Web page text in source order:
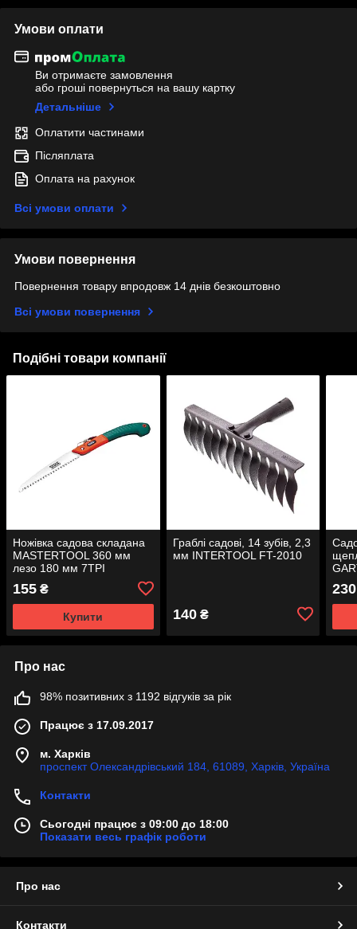
Умови оплати
Ви отримаєте замовлення
або гроші повернуться на вашу картку
Детальніше
Оплатити частинами
Післяплата
Оплата на рахунок
Всі умови оплати
Умови повернення
Повернення товару впродовж 14 днів безкоштовно
Всі умови повернення
Подібні товари компанії
Ножівка садова складана
MASTERTOOL 360 мм
лезо 180 мм 7TPI
заточування
155 ₴
Купити
Граблі садові, 14 зубів, 2,3
мм INTERTOOL FT-2010
140₴
230
Про нас
98% позитивних з 1192 відгуків за рік
Працює з 17.09.2017
м. Харків
проспект Олександрівський 184, 61089, Харків, Україна
Контакти
Сьогодні працює з 09:00 до 18:00
Показати весь графік роботи
Про нас
Контакти